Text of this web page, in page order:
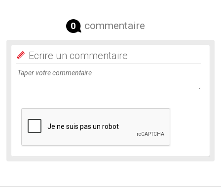
0 commentaire
Ecrire un commentaire